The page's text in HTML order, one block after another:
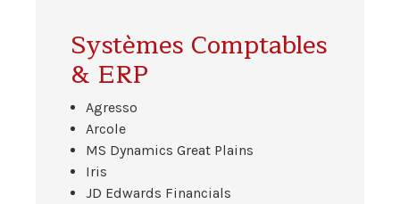
Systèmes Comptables
& ERP
Agresso
Arcole
MS Dynamics Great Plains
Iris
JD Edwards Financials